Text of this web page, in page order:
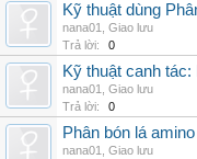
Kỹ thuật dùng
nana01
Giao lưu
Trả lời:
0
Kỹ thuật canh
nana01
Giao lưu
Trả lời:
0
Phân bón lá
nana01
Giao lưu